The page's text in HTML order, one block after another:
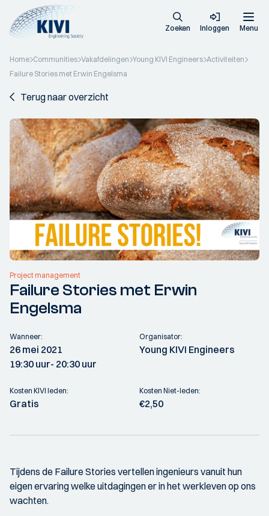
Zoeken Inloggen Menu
Home Communities Vakafdelingen Young KIVI Engineers Activiteiten
Failure Stories met Erwin Engelsma
Terug naar overzicht
Project management
Failure Stories met Erwin
Engelsma
Wanneer:
26 mei 2021
19:30 uur- 20:30 uur
Organisator:
Young KIVI Engineers
Kosten KIVI leden:
Gratis
Kosten Niet-leden:
€2,50
Tijdens de Failure Stories vertellen ingenieurs vanuit hun
eigen ervaring welke uitdagingen er in het werkleven op ons
wachten.